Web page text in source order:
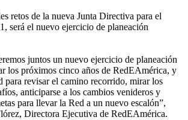
retos de la nueva Junta Directiva para el
será el nuevo ejercicio de planeación
juntos un nuevo ejercicio de planeación
los próximos cinco años de RedEAmérica, y
para revisar el camino recorrido, mirar los
anticiparse a los cambios venideros y
para llevar la Red a un nuevo escalón”,
Directora Ejecutiva de RedEAmérica.